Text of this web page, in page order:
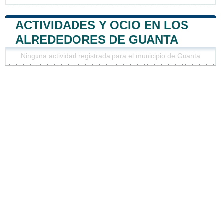
ACTIVIDADES Y OCIO EN LOS
ALREDEDORES DE GUANTA
Ninguna actividad registrada para el municipio de Guanta